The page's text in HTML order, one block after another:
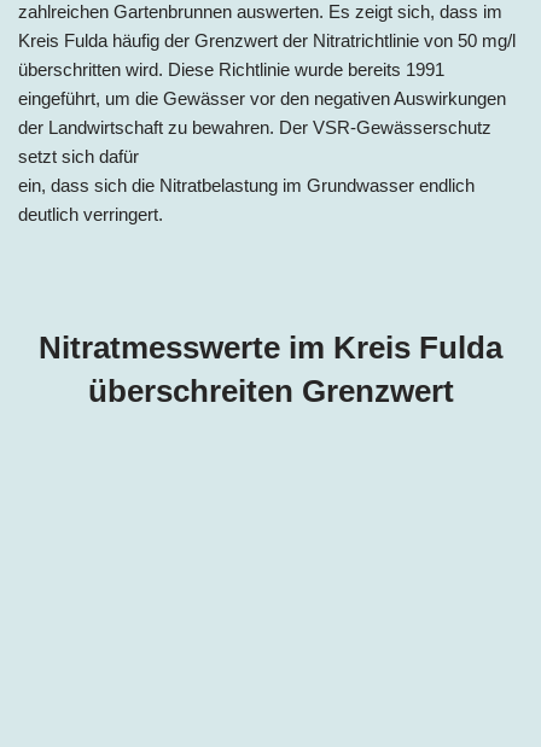
zahlreichen Gartenbrunnen auswerten. Es zeigt sich, dass im
Kreis Fulda häufig der Grenzwert der Nitratrichtlinie von 50 mg/l
überschritten wird. Diese Richtlinie wurde bereits 1991
eingeführt, um die Gewässer vor den negativen Auswirkungen
der Landwirtschaft zu bewahren. Der VSR-Gewässerschutz
setzt sich dafür
ein, dass sich die Nitratbelastung im Grundwasser endlich
deutlich verringert.
Nitratmesswerte im Kreis Fulda
überschreiten Grenzwert